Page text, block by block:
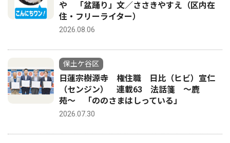
や 「盆踊り」文／ささきやすえ（区内在
住・フリーライター）
2026.08.06
保土ケ谷区
日蓮宗樹源寺 権住職 日比（ヒビ）宣仁
（センジン） 連載63 法話箋 〜鹿
苑〜 「ののさまはしっている」
2026.07.30